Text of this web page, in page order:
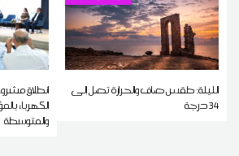
الليلة: طقس صاف والحرارة تصل إلى
34 درجة
انطلاق
الكهرباء
والمتوسطة